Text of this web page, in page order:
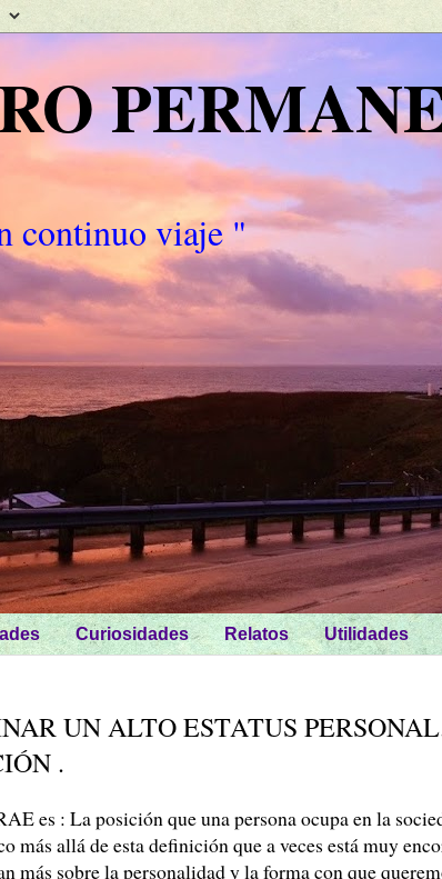
continuo viaje "
Curiosidades Relatos Utilidades
UN ALTO ESTATUS
.
es : La posición que una persona ocupa en la
más allá de esta definición que a veces está muy
más sobre la personalidad y la forma con que